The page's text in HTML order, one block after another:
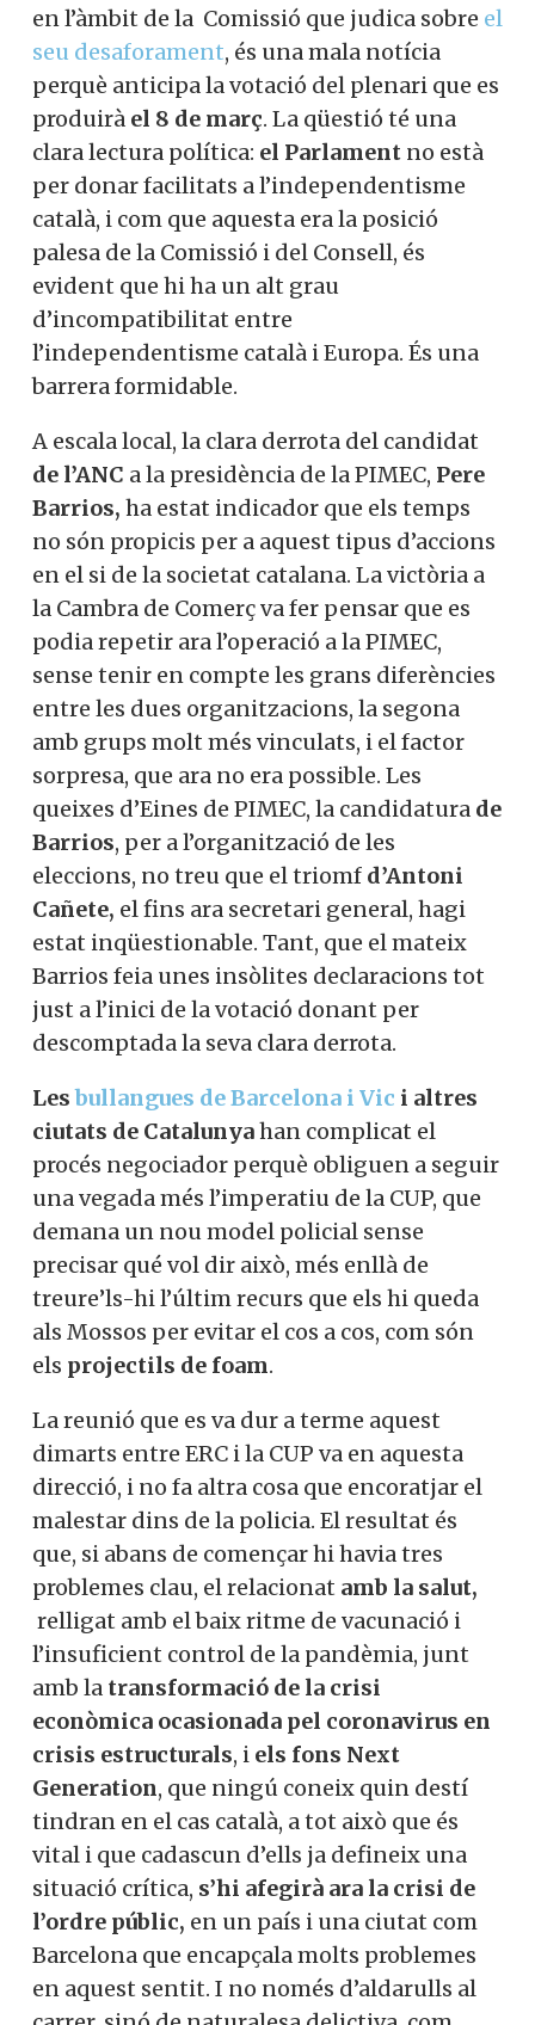
en l’àmbit de la Comissió que judica sobre el
seu desaforament, és una mala notícia
perquè anticipa la votació del plenari que es
produirà el 8 de març. La qüestió té una
clara lectura política: el Parlament no està
per donar facilitats a l’independentisme
català, i com que aquesta era la posició
palesa de la Comissió i del Consell, és
evident que hi ha un alt grau
d’incompatibilitat entre
l’independentisme català i Europa. És una
barrera formidable.
A escala local, la clara derrota del candidat
de l’ANC a la presidència de la PIMEC, Pere
Barrios, ha estat indicador que els temps
no són propicis per a aquest tipus d’accions
en el si de la societat catalana. La victòria a
la Cambra de Comerç va fer pensar que es
podia repetir ara l’operació a la PIMEC,
sense tenir en compte les grans diferències
entre les dues organitzacions, la segona
amb grups molt més vinculats, i el factor
sorpresa, que ara no era possible. Les
queixes d’Eines de PIMEC, la candidatura de
Barrios, per a l’organització de les
eleccions, no treu que el triomf d’Antoni
Cañete, el fins ara secretari general, hagi
estat inqüestionable. Tant, que el mateix
Barrios feia unes insòlites declaracions tot
just a l’inici de la votació donant per
descomptada la seva clara derrota.
Lesbullangues de Barcelona i Vic i altres
ciutats de Catalunyahan complicat el
procés negociador perquè obliguen a seguir
una vegada més l’imperatiu de la CUP, que
demana un nou model policial sense
precisar qué vol dir això, més enllà de
treure’ls-hi l’últim recurs que els hi queda
als Mossos per evitar el cos a cos, com són
els projectils de foam.
La reunió que es va dur a terme aquest
dimarts entre ERC i la CUP va en aquesta
direcció, i no fa altra cosa que encoratjar el
malestar dins de la policia. El resultat és
que, si abans de començar hi havia tres
problemes clau, el relacionat amb la salut,
relligat amb el baix ritme de vacunació i
l’insuficient control de la pandèmia, junt
amb la transformació de la crisi
econòmica ocasionada pel coronavirus en
crisis estructurals, i els fons Next
Generation, que ningú coneix quin destí
tindran en el cas català, a tot això que és
vital i que cadascun d’ells ja defineix una
situació crítica, s’hi afegirà ara la crisi de
l’ordre públic, en un país i una ciutat com
Barcelona que encapçala molts problemes
en aquest sentit. I no només d’aldarulls al